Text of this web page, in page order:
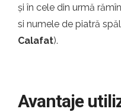
și în cele din urmă
si numele de piatră
Calafat).
Avantaje